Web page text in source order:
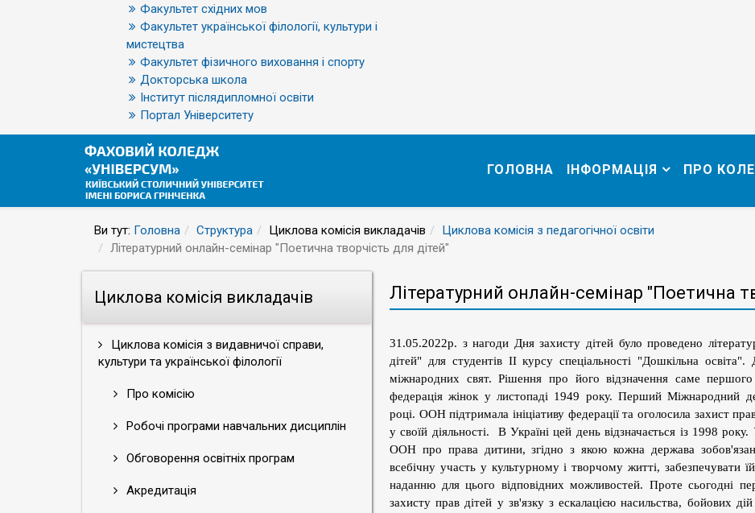
Факультет східних мов
Факультет української філології, культури і
мистецтва
Факультет фізичного виховання і спорту
Докторська школа
Інститут післядипломної освіти
Портал Університету
ГОЛОВНА ІНФОРМАЦІЯ ПРО
Ви тут: Головна Структура Циклова комісія викладачів
Циклова комісія з педагогічної освіти
Літературний онлайн-семінар "Поетична творчість для дітей"
Циклова комісія викладачів
Циклова комісія з видавничої справи,
культури та української філології
Про комісію
Робочі програми навчальних дисциплін
Обговорення освітніх програм
Акредитація
Літературний онлайн-семінар "Поетична
31.05.2022р. з нагоди Дня захисту дітей було проведено
дітей" для студентів ІІ курсу спеціальності "Дошкільна
міжнародних свят. Рішення про його відзначення саме
федерація жінок у листопаді 1949 року. Перший Міжнародний
році. ООН підтримала ініціативу федерації та оголосила захист
у своїй діяльності. В Україні цей день відзначається із 1998
ООН про права дитини, згідно з якою кожна держава
всебічну участь у культурному і творчому житті, забезпечувати
наданню для цього відповідних можливостей. Проте сьогодні
захисту прав дітей у зв'язку з ескалацією насильства, бойових